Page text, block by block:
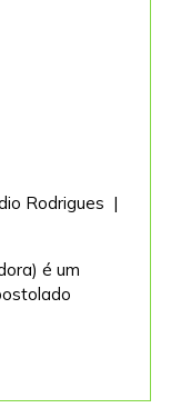
Rodrigues UNER
|
é um